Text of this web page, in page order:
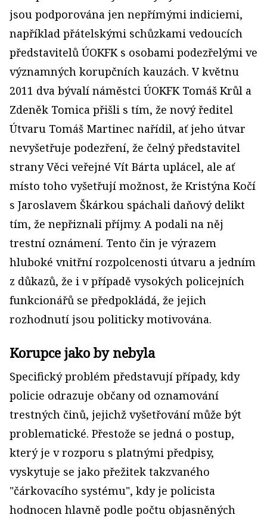
jsou podporována jen nepřímými indiciemi,
například přátelskými schůzkami vedoucích
představitelů ÚOKFK s osobami podezřelými ve
významných korupčních kauzách. V květnu
2011 dva bývalí náměstci ÚOKFK Tomáš Krůl a
Zdeněk Tomica přišli s tím, že nový ředitel
Útvaru Tomáš Martinec nařídil, ať jeho útvar
nevyšetřuje podezření, že čelný představitel
strany Věci veřejné Vít Bárta uplácel, ale ať
místo toho vyšetřují možnost, že Kristýna Kočí
s Jaroslavem Škárkou spáchali daňový delikt
tím, že nepřiznali příjmy. A podali na něj
trestní oznámení. Tento čin je výrazem
hluboké vnitřní rozpolcenosti útvaru a jedním
z důkazů, že i v případě vysokých policejních
funkcionářů se předpokládá, že jejich
rozhodnutí jsou politicky motivována.
Korupce jako by nebyla
Specifický problém představují případy, kdy
policie odrazuje občany od oznamování
trestných činů, jejichž vyšetřování může být
problematické. Přestože se jedná o postup,
který je v rozporu s platnými předpisy,
vyskytuje se jako přežitek takzvaného
"čárkovacího systému", kdy je policista
hodnocen hlavně podle počtu objasněných